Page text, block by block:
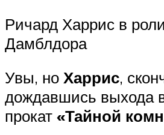
Ричард Харрис в
Дамблдора
Увы, но Харрис,
дождавшись выхода
прокат «Тайной